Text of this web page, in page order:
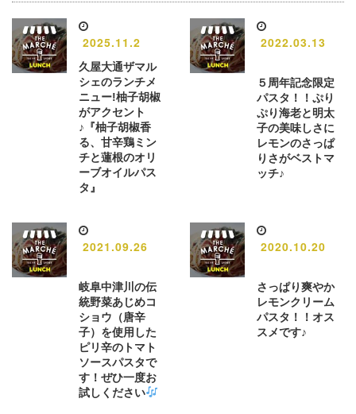
2025.11.2
久屋大通ザマル
シェのランチメ
ニュー!柚子胡椒
がアクセント
♪『柚子胡椒香
る、甘辛鶏ミン
チと蓮根のオリ
ーブオイルパス
タ』
2022.03.13
５周年記念限定
パスタ！！ぷり
ぷり海老と明太
子の美味しさに
レモンのさっぱ
りさがベストマ
ッチ♪
2021.09.26
岐阜中津川の伝
統野菜あじめコ
ショウ（唐辛
子）を使用した
ピリ辛のトマト
ソースパスタで
す！ぜひ一度お
試しください
2020.10.20
さっぱり爽やか
レモンクリーム
パスタ！！オス
スメです♪